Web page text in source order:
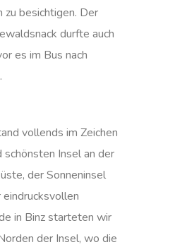
zu besichtigen. Der
durfte auch
es im Bus nach
vollends im Zeichen
Insel an der
der Sonneninsel
eindrucksvollen
in Binz starteten wir
der Insel, wo die